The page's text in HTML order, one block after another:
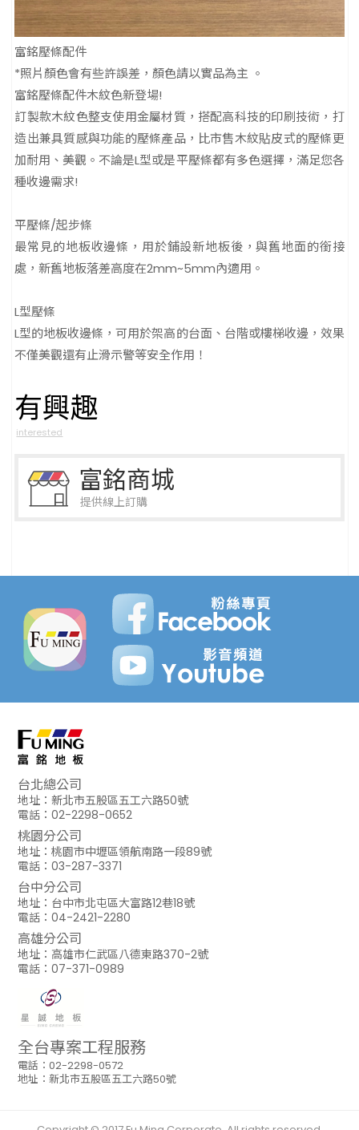
富銘壓條配件
*照片顏色會有些許誤差，顏色請以實品為主 。
富銘壓條配件木紋色新登場!
訂製款木紋色整支使用金屬材質，搭配高科技的印刷技術，打
造出兼具質感與功能的壓條產品，比市售木紋貼皮式的壓條更
加耐用、美觀。不論是L型或是平壓條都有多色選擇，滿足您各
種收邊需求!
平壓條/起步條
最常見的地板收邊條，用於鋪設新地板後，與舊地面的銜接
處，新舊地板落差高度在2mm~5mm內適用。
L型壓條
L型的地板收邊條，可用於架高的台面、台階或樓梯收邊，效果
不僅美觀還有止滑示警等安全作用！
有興趣
interested
富銘商城
提供線上訂購
台北總公司
地址：新北市五股區五工六路50號
電話：02-2298-0652
桃園分公司
地址：桃園市中壢區領航南路一段89號
電話：03-287-3371
台中分公司
地址：台中市北屯區大富路12巷18號
電話：04-2421-2280
高雄分公司
地址：高雄市仁武區八德東路370-2號
電話：07-371-0989
全台專案工程服務
電話：02-2298-0572
地址：新北市五股區五工六路50號